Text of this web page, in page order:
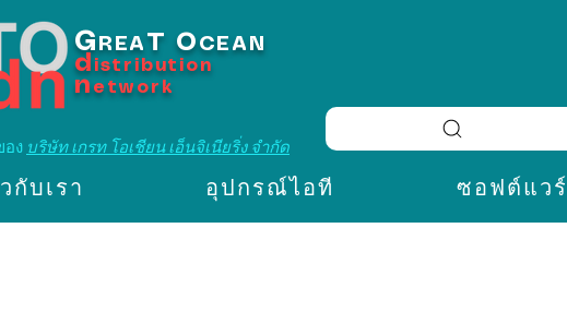
G REA T O CEAN
d istribution
n etwork
อง บริษัท เกรท โอเชียน เอ็นจิเนียริ่ง จำกัด
กับเรา อุปกรณ์ไอที ซอฟต์แวร์